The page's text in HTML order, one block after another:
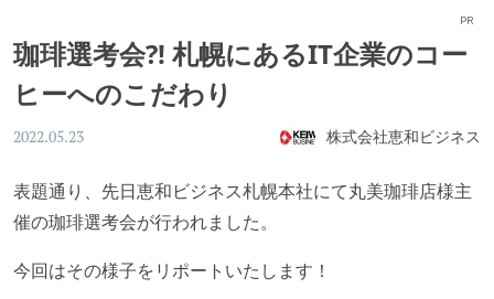
PR
珈琲選考会?! 札幌にあるIT企業のコー
ヒーへのこだわり
2022.05.23 株式会社恵和ビジネス
表題通り、先日恵和ビジネス札幌本社にて丸美珈琲店様主
催の珈琲選考会が行われました。
今回はその様子をリポートいたします！